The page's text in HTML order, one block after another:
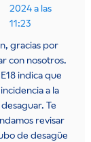
2024 a las
11:23
gracias por
con nosotros.
indica que
a la
Te
revisar
de desagüe